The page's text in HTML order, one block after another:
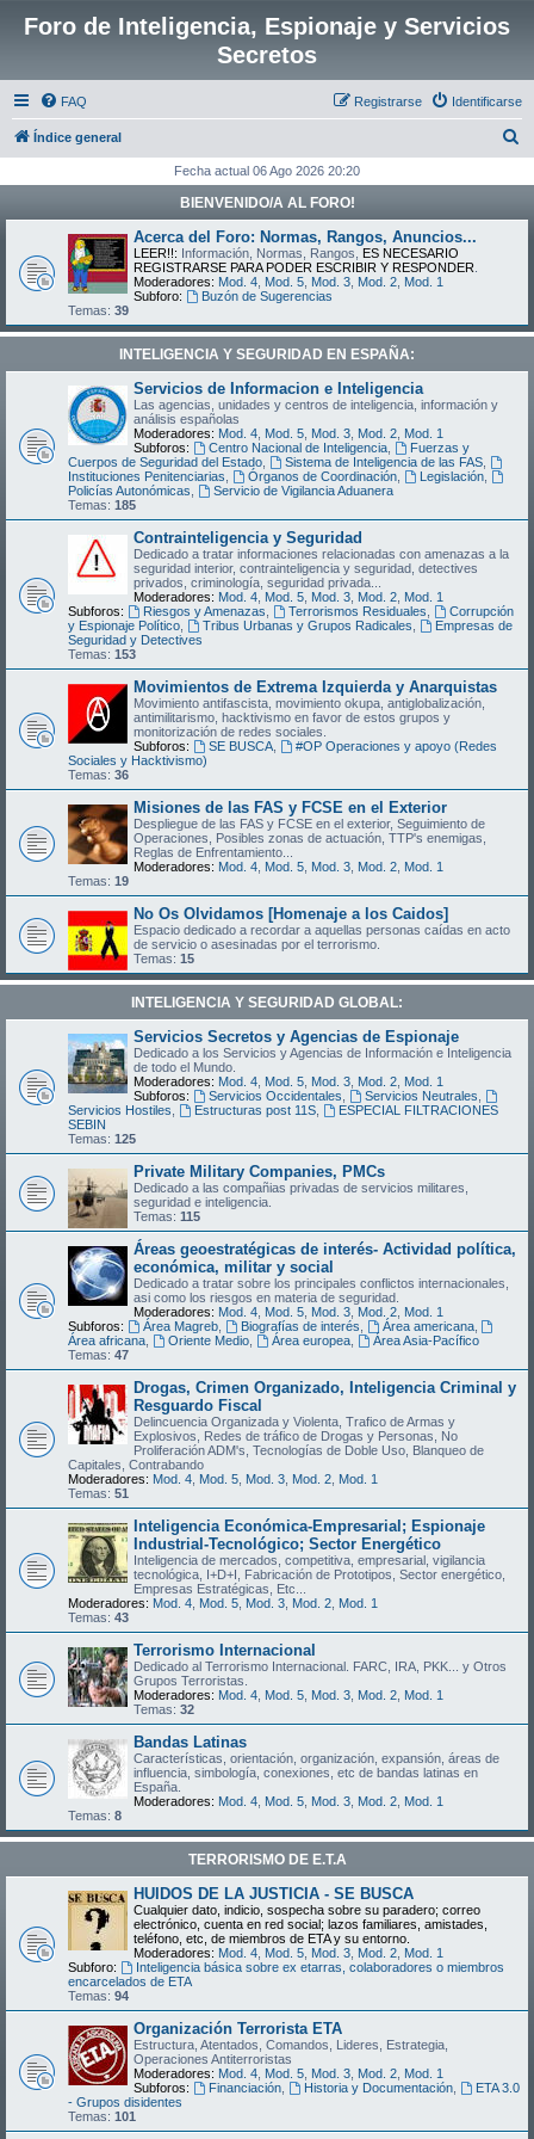
Foro de Inteligencia, Espionaje y Servicios
Secretos
FAQ Identificarse
Registrarse
Índice general
c
Fecha actual 06 Ago 2026 20:20
BIENVENIDO/A AL FORO!
Acerca del Foro: Normas, Rangos, Anuncios...
LEER!!: Información, Normas, Rangos, ES NECESARIO
REGISTRARSE PARA PODER ESCRIBIR Y RESPONDER
Moderadores: Mod. 4 Mod. 5 Mod. 3 Mod. 2 Mod. 1
Subforo:
Buzón de Sugerencias
Temas: 39
INTELIGENCIA Y SEGURIDAD EN ESPAÑA:
Servicios de Informacion e Inteligencia
Las agencias, unidades y centros de inteligencia, información y
análisis españolas
Moderadores: Mod. 4 Mod. 5 Mod. 3 Mod. 2 Mod. 1
Subforos:
Centro Nacional de Inteligencia,
Fuerzas y
Cuerpos de Seguridad del Estado
Sistema de Inteligencia de las FAS,
Instituciones Penitenciarias
Órganos de Coordinación, Legislación,
Policías Autonómicas
Servicio de Vigilancia Aduanera
Temas: 185
Contrainteligencia y Seguridad
Dedicado a tratar informaciones relacionadas con amenazas a la
seguridad interior, contrainteligencia y seguridad, detectives
privados, criminología, seguridad privada...
Moderadores: Mod. 4 Mod. 5 Mod. 3 Mod. 2 Mod. 1
Subforos:
Riesgos y Amenazas Terrorismos Residuales
Corrupción
y Espionaje Político
Tribus Urbanas y Grupos Radicales
Empresas de
Seguridad y Detectives
Temas: 153
Movimientos de Extrema Izquierda y Anarquistas
Movimiento antifascista, movimiento okupa, antiglobalización,
antimilitarismo, hacktivismo en favor de estos grupos y
monitorización de redes sociales.
Subforos:
SE BUSCA,
#OP Operaciones y apoyo (Redes
Sociales y Hacktivismo)
Temas: 36
Misiones de las FAS y FCSE en el Exterior
Despliegue de las FAS y FCSE en el exterior, Seguimiento de
Operaciones, Posibles zonas de actuación, TTP's enemigas,
Reglas de Enfrentamiento...
Moderadores: Mod. 4 Mod. 5 Mod. 3 Mod. 2 Mod. 1
Temas: 19
No Os Olvidamos [Homenaje a los Caidos]
Espacio dedicado a recordar a aquellas personas caídas en acto
de servicio o asesinadas por el terrorismo.
Temas: 15
INTELIGENCIA Y SEGURIDAD GLOBAL:
Servicios Secretos y Agencias de Espionaje
Dedicado a los Servicios y Agencias de Información e Inteligencia
de todo el Mundo.
Moderadores: Mod. 4 Mod. 5 Mod. 3 Mod. 2 Mod. 1
Subforos:
Servicios Occidentales Servicios Neutrales
Servicios Hostiles
Estructuras post 11S,
ESPECIAL FILTRACIONES
SEBIN
Temas: 125
Private Military Companies, PMCs
Dedicado a las compañias privadas de servicios militares,
seguridad e inteligencia.
Temas: 115
Áreas geoestratégicas de interés- Actividad política,
económica, militar y social
Dedicado a tratar sobre los principales conflictos internacionales,
asi como los riesgos en materia de seguridad.
Moderadores: Mod. 4 Mod. 5 Mod. 3 Mod. 2 Mod. 1
Subforos:
Área Magreb, Biografías de interés Área americana,
Área africana
Oriente Medio, Área europea,
Área Asia-Pacífico
Temas: 47
Drogas, Crimen Organizado, Inteligencia Criminal y
Resguardo Fiscal
Delincuencia Organizada y Violenta, Trafico de Armas y
Explosivos, Redes de tráfico de Drogas y Personas, No
Proliferación ADM's, Tecnologías de Doble Uso, Blanqueo de
Capitales, Contrabando
Moderadores: Mod. 4 Mod. 5 Mod. 3 Mod. 2 Mod. 1
Temas: 51
Inteligencia Económica-Empresarial; Espionaje
Industrial-Tecnológico; Sector Energético
Inteligencia de mercados, competitiva, empresarial, vigilancia
tecnológica, I+D+I, Fabricación de Prototipos, Sector energético,
Empresas Estratégicas, Etc...
Moderadores: Mod. 4 Mod. 5 Mod. 3 Mod. 2 Mod. 1
Temas: 43
Terrorismo Internacional
Dedicado al Terrorismo Internacional. FARC, IRA, PKK... y Otros
Grupos Terroristas.
Moderadores: Mod. 4 Mod. 5 Mod. 3 Mod. 2 Mod. 1
Temas: 32
Bandas Latinas
Características, orientación, organización, expansión, áreas de
influencia, simbología, conexiones, etc de bandas latinas en
España.
Moderadores: Mod. 4 Mod. 5 Mod. 3 Mod. 2 Mod. 1
Temas: 8
TERRORISMO DE E.T.A
HUIDOS DE LA JUSTICIA - SE BUSCA
Cualquier dato, indicio, sospecha sobre su paradero; correo
electrónico, cuenta en red social; lazos familiares, amistades,
teléfono, etc, de miembros de ETA y su entorno.
Moderadores: Mod. 4 Mod. 5 Mod. 3 Mod. 2 Mod. 1
Subforo:
Inteligencia básica sobre ex etarras, colaboradores o miembros
encarcelados de ETA
Temas: 94
Organización Terrorista ETA
Estructura, Atentados, Comandos, Lideres, Estrategia,
Operaciones Antiterroristas
Moderadores: Mod. 4 Mod. 5 Mod. 3 Mod. 2 Mod. 1
Subforos:
Financiación, Historia y Documentación,
ETA 3.0
- Grupos disidentes
Temas: 101